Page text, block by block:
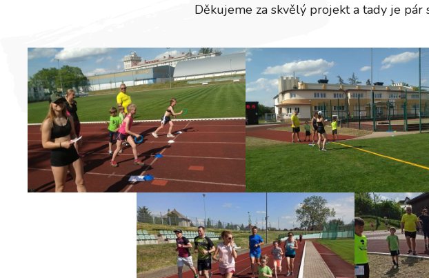
Děkujeme za skvělý projekt a tady je